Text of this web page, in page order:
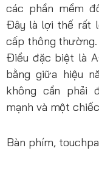
các phần mềm
Đây là lợi thế rất
cấp thông thường.
Điều đặc biệt là
bằng giữa hiệu
không cần phải
mạnh và một
Bàn phím,